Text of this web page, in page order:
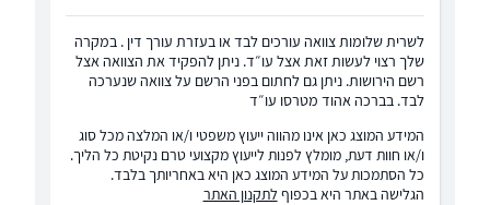
לשרית שלומות צוואה עורכים לבד או בעזרת עורך דין . במקרה
שלך רצוי לעשות זאת אצל עו״ד. ניתן להפקיד את הצוואה אצל
רשם הירושות. ניתן גם לחתום בפני הרשם על צוואה שנערכה
לבד. בברכה אהוד מטרסו עו״ד
המידע המוצג כאן אינו מהווה ייעוץ משפטי ו/או המלצה מכל סוג
ו/או חוות דעת, מומלץ לפנות לייעוץ מקצועי טרם נקיטת כל הליך.
כל הסתמכות על המידע המוצג כאן היא באחריותך בלבד.
הגלישה באתר היא בכפוף לתקנון האתר